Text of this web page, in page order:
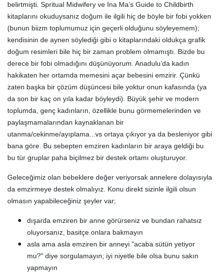
belirtmişti. Spritual Midwifery ve Ina Ma’s Guide to Childbirth
kitaplarını okuduysanız doğum ile ilgili hiç de böyle bir fobi yokken
(bunun biizm toplumumuz için geçerli olduğunu söyleyemem);
kendisinin de aynen söylediği gibi o kitaplarındaki oldukça grafik
doğum resimleri bile hiç bir zaman problem olmamıştı. Bizde bu
derece bir fobi olmadığını düşünüyorum. Anadulu’da kadın
hakikaten her ortamda memesini açar bebesini emzirir. Çünkü
zaten başka bir çözüm düşüncesi bile yoktur onun kafasında (ya
da son bir kaç on yıla kadar böyleydi). Büyük şehir ve modern
toplumda, genç kadınların, özellikle bunu görmemelerinden ve
paylaşmamalarından kaynaklanan bir
utanma/cekinme/ayıplama...vs ortaya çıkıyor ya da besleniyor gibi
bana göre. Bu sebepten emziren kadınların bir araya geldiği bu
bu tür gruplar paha biçilmez bir destek ortamı oluşturuyor.
Geleceğimiz olan bebeklere değer veriyorsak annelere dolayısıyla
da emzirmeye destek olmalıyız. Konu direkt sizinle ilgili olsun
olmasın yapabileceğiniz şeyler var;
dışarda emziren bir anne görürseniz ve bundan rahatsız
oluyorsanız, basitçe onlara bakmayın
asla ama asla emziren bir anneyi "acaba sütün yetiyor
mu?" diye sorgulamayın; iyi niyetle bile olsa bunu sakın
yapmayın